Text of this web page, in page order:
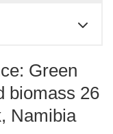
Green
biomass 26
Namibia